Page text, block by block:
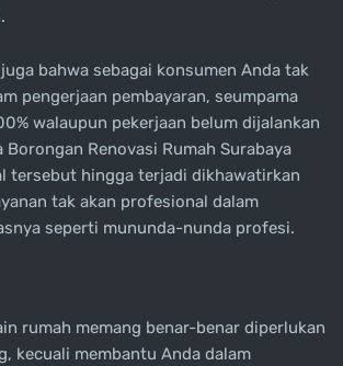
bahwa sebagai konsumen Anda tak
pengerjaan pembayaran, seumpama
walaupun pekerjaan belum dijalankan
Borongan Renovasi Rumah Surabaya
tersebut hingga terjadi dikhawatirkan
tak akan profesional dalam
seperti mununda-nunda profesi.
rumah memang benar-benar diperlukan
kecuali membantu Anda dalam